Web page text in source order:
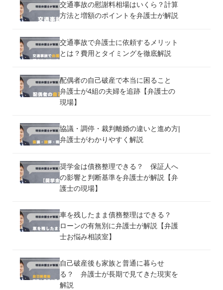
交通事故の慰謝料相場はいくら？計算
方法と増額のポイントを弁護士が解説
交通事故で弁護士に依頼するメリット
とは？費用とタイミングを徹底解説
配偶者の自己破産で本当に困ること
弁護士が4組の夫婦を追跡【弁護士の
現場】
協議・調停・裁判離婚の違いと進め方|
弁護士がわかりやすく解説
奨学金は債務整理できる？ 保証人へ
の影響と判断基準を弁護士が解説【弁
護士の現場】
車を残したまま債務整理はできる？
ローンの有無別に弁護士が解説【弁護
士お悩み相談室】
自己破産後も家族と普通に暮らせ
る？ 弁護士が長期で見てきた現実を
解説